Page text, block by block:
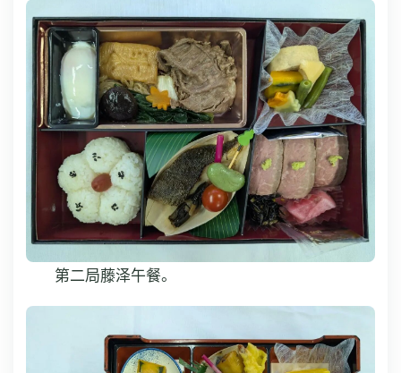
第二局藤泽午餐。